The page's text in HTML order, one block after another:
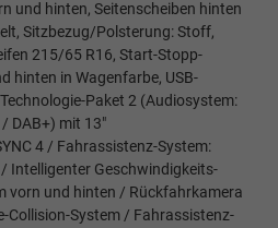
und hinten, Seitenscheiben hinten
Sitzbezug/Polsterung: Stoff,
215/65 R16, Start-Stopp-
hinten in Wagenfarbe, USB-
Paket 2 (Audiosystem:
DAB+) mit 13"
4 / Fahrassistenz-System:
Intelligenter Geschwindigkeits-
vorn und hinten / Rückfahrkamera
Collision-System / Fahrassistenz-